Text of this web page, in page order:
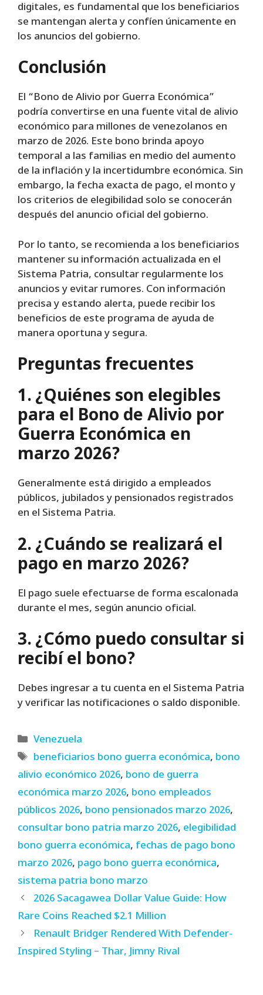
digitales, es fundamental que los beneficiarios
se mantengan alerta y confíen únicamente en
los anuncios del gobierno.
Conclusión
El “Bono de Alivio por Guerra Económica”
podría convertirse en una fuente vital de alivio
económico para millones de venezolanos en
marzo de 2026. Este bono brinda apoyo
temporal a las familias en medio del aumento
de la inflación y la incertidumbre económica. Sin
embargo, la fecha exacta de pago, el monto y
los criterios de elegibilidad solo se conocerán
después del anuncio oficial del gobierno.
Por lo tanto, se recomienda a los beneficiarios
mantener su información actualizada en el
Sistema Patria, consultar regularmente los
anuncios y evitar rumores. Con información
precisa y estando alerta, puede recibir los
beneficios de este programa de ayuda de
manera oportuna y segura.
Preguntas frecuentes
1. ¿Quiénes son elegibles
para el Bono de Alivio por
Guerra Económica en
marzo 2026?
Generalmente está dirigido a empleados
públicos, jubilados y pensionados registrados
en el Sistema Patria.
2. ¿Cuándo se realizará el
pago en marzo 2026?
El pago suele efectuarse de forma escalonada
durante el mes, según anuncio oficial.
3. ¿Cómo puedo consultar si
recibí el bono?
Debes ingresar a tu cuenta en el Sistema Patria
y verificar las notificaciones o saldo disponible.
Categories
Venezuela
Tags
beneficiarios bono guerra económica, bono
alivio económico 2026, bono de guerra
económica marzo 2026, bono empleados
públicos 2026, bono pensionados marzo 2026,
consultar bono patria marzo 2026, elegibilidad
bono guerra económica, fechas de pago bono
marzo 2026, pago bono guerra económica,
sistema patria bono marzo
2026 Sacagawea Dollar Value Guide: How
Rare Coins Reached $2.1 Million
Renault Bridger Rendered With Defender-
Inspired Styling – Thar, Jimny Rival